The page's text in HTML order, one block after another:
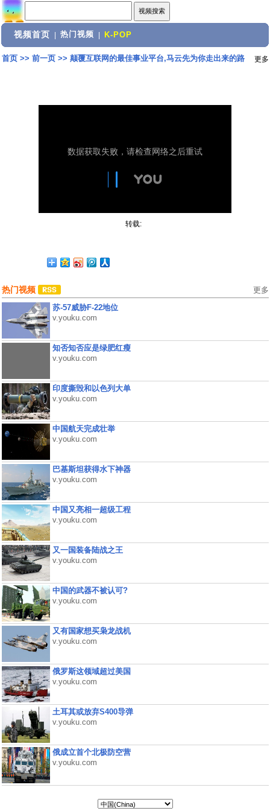
视频首页 热门视频 K-POP
首页>> 前一页>> 颠覆互联网的最佳事业平台,马云先为你走出来的路 更多
转载:
热门视频 更多
苏-57威胁F-22地位
v.youku.com
知否知否应是绿肥红瘦
v.youku.com
印度撕毁和以色列大单
v.youku.com
中国航天完成壮举
v.youku.com
巴基斯坦获得水下神器
v.youku.com
中国又亮相一超级工程
v.youku.com
又一国装备陆战之王
v.youku.com
中国的武器不被认可?
v.youku.com
又有国家想买枭龙战机
v.youku.com
俄罗斯这领域超过美国
v.youku.com
土耳其或放弃S400导弹
v.youku.com
俄成立首个北极防空营
v.youku.com